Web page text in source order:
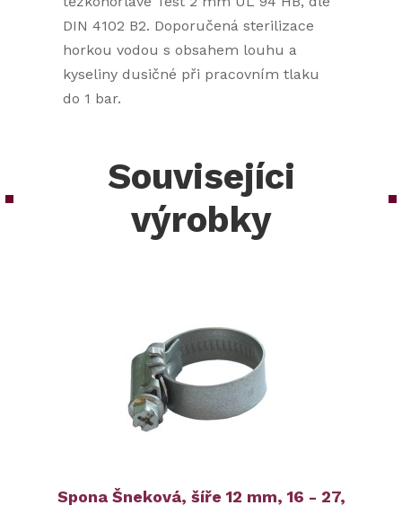
DIN 4102 B2. Doporučená sterilizace
horkou vodou s obsahem louhu a
kyseliny dusičné při pracovním tlaku
do 1 bar.
Souvisejíci
výrobky
Spona Šneková, šíře 12 mm, 16 - 27,